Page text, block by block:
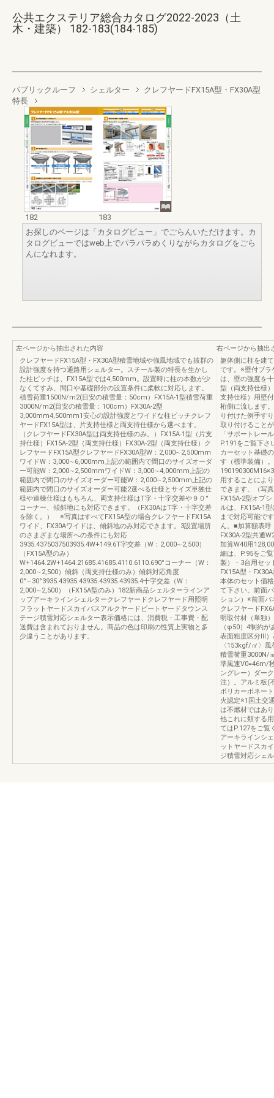
公共エクステリア総合カタログ2022-2023（土
木・建築） 182-183(184-185)
パブリックルーフ シェルター
クレフヤードFX15A型・FX30A型
特長
182
183
お探しのページは「カタログビュー」でごらんいただけます。カ
タログビューではweb上でパラパラめくりながらカタログをごら
んになれます。
左ページから抽出された内容
クレフヤードFX15A型・FX30A型積雪地域や強風地域でも抜群の
設計強度を持つ通路用シェルター。スチール製の特長を生かし
た柱ピッチは、FX15A型では4,500mm。設置時に柱の本数が少
なくてすみ、間口や基礎部分の設置条件に柔軟に対応します。
積雪荷重1500N/m2(目安の積雪量：50cm）FX15A-1型積雪荷重
3000N/m2(目安の積雪量：100cm）FX30A-2型
3,000mm4,500mm1安心の設計強度とワイドな柱ピッチクレフ
ヤードFX15A型は、片支持仕様と両支持仕様から選べます。
（クレフヤードFX30A型は両支持仕様のみ。）FX15A-1型（片支
持仕様）FX15A-2型（両支持仕様）FX30A-2型（両支持仕様）ク
レフヤードFX15A型クレフヤードFX30A型W：2,000∼2,500mm
ワイドW：3,000∼6,000mm上記の範囲内で間口のサイズオーダ
ー可能W：2,000∼2,500mmワイドW：3,000∼4,000mm上記の
範囲内で間口のサイズオーダー可能W：2,000∼2,500mm上記の
範囲内で間口のサイズオーダー可能2選べる仕様とサイズ単独仕
様や連棟仕様はもちろん、両支持仕様はT字・十字交差や９０°
コーナー、傾斜地にも対応できます。（FX30AはT字・十字交差
を除く。） ※写真はすべてFX15A型の場合クレフヤードFX15A
ワイド、FX30Aワイドは、傾斜地のみ対応できます。3設置場所
のさまざまな場所への条件にも対応
3935.4375037503935.4W+149.6T字交差（W：2,000∼2,500）
（FX15A型のみ）
W+1464.2W+1464.21685.41685.4110.6110.690°コーナー（W：
2,000∼2,500）傾斜（両支持仕様のみ）傾斜対応角度
0°∼30°3935.43935.43935.43935.43935.4十字交差（W：
2,000∼2,500）（FX15A型のみ）182新商品シェルターラインア
ップアーキラインシェルタークレフヤードクレフヤード用照明
フラットヤードスカイパスアルクヤードビートヤードタウンス
テージ積雪対応シェルター表示価格には、消費税・工事費・配
送費は含まれておりません。商品の色は印刷の性質上実物と多
少違うことがあります。
右ページから抽出
躯体側に柱を建
です。※壁付ブラ
は、壁の強度を
型（両支持仕様
支持仕様）用壁
桁側に流します
り付けた例手す
取り付けること
「サポートレー
P.191をご覧下さ
カーセット基礎
す（標準装備）
用することによ
できます。（写
FX15A-2型オプ
ルは、FX15A-1
まで対応可能で
ん。■加算額表
FX30A-2型共通
加算W40用
細は、P.95をご
製）・3台用セッ
FX15A型・
本体のセット価
て下さい。前面
ション）※前面
クレフヤード
明取付材（単独
（φ50）4制約
表面粗度区分Ⅲ
〈153kgf/㎡〉
積雪荷重3000N/
準風速V0=46m/
ングレー）ダー
注）。アルミ板(
ポリカーボネー
火認定※1国土交
は不燃材ではあ
他これに類する
てはP.127をご覧
アーキラインシ
ットヤードスカ
ジ積雪対応シェ